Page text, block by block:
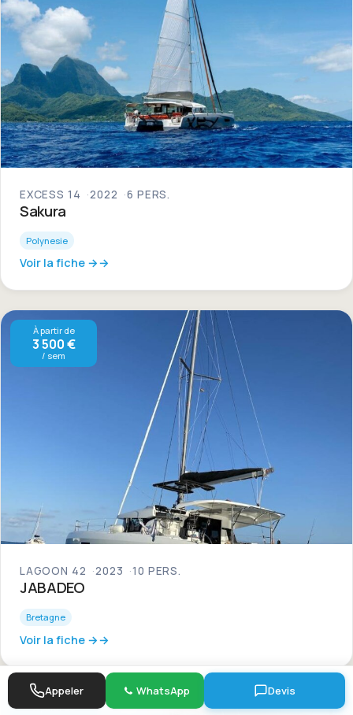
EXCESS 14 2022 6 PERS.
Sakura
Polynesie
Voir la fiche →
À partir de
3 500 €
/ sem
LAGOON 42 2023 10 PERS.
JABADEO
Bretagne
Voir la fiche →
À partir de
Appeler WhatsApp Devis